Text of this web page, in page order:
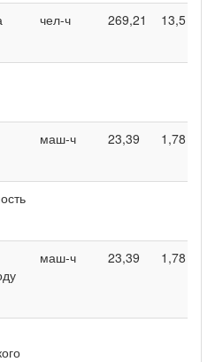
чел-ч 269,21 13,5
маш-ч 23,39 1,78
маш-ч 23,39 1,78